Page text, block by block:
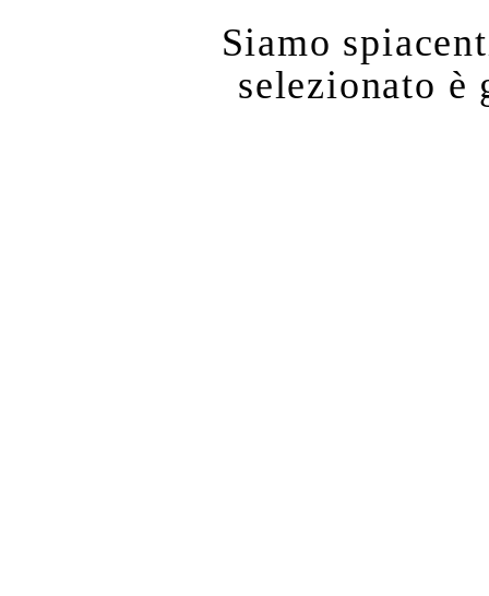
Siamo
selezionato è